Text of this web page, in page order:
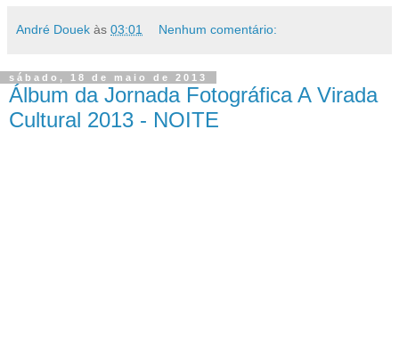
André Douek às 03:01 Nenhum comentário:
sábado, 18 de maio de 2013
Álbum da Jornada Fotográfica A Virada
Cultural 2013 - NOITE